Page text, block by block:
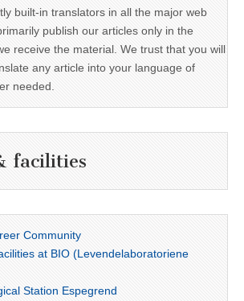
built-in translators in all the major web
publish our articles only in the
receive the material. We trust that you will
any article into your language of
needed.
facilities
Community
at BIO (Levendelaboratoriene
Station Espegrend